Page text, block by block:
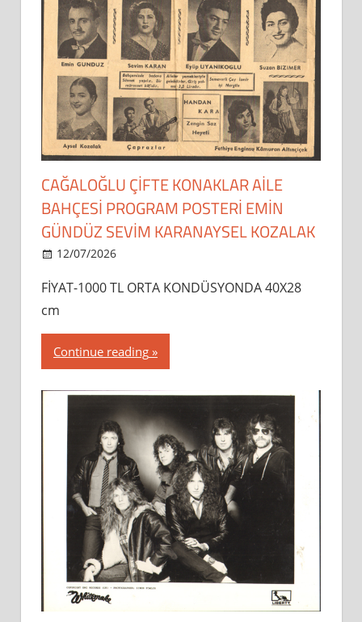
CAĞALOĞLU ÇİFTE KONAKLAR AİLE
BAHÇESİ PROGRAM POSTERİ EMİN
GÜNDÜZ SEVİM KARANAYSEL KOZALAK
12/07/2026
FİYAT-1000 TL ORTA KONDÜSYONDA 40X28
cm
Continue reading